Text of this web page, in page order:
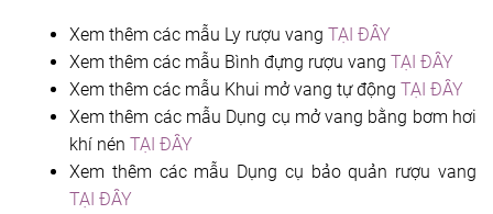
Xem thêm các mẫu Ly rượu vang TẠI ĐÂY
Xem thêm các mẫu Bình đựng rượu vang TẠI ĐÂY
Xem thêm các mẫu Khui mở vang tự động TẠI ĐÂY
Xem thêm các mẫu Dụng cụ mở vang bằng bơm hơi
khí nén TẠI ĐÂY
Xem thêm các mẫu Dụng cụ bảo quản rượu vang
TẠI ĐÂY